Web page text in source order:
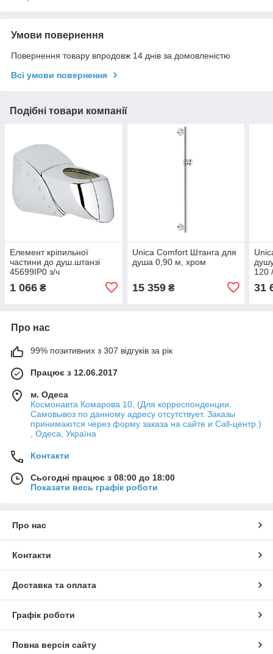
Умови повернення
Повернення товару впродовж 14 днів за домовленістю
Всі умови повернення
Подібні товари компанії
Елемент кріпильної
частини до душ.штанзі
45699IP0 з/ч
1 066 ₴
Unica Comfort Штанга для
душа 0,90 м, хром
15 359₴
120
31
Про нас
99% позитивних з 307 відгуків за рік
Працює з 12.06.2017
м. Одеса
Космонавта Комарова 10, (Для корреспонденции.
Самовывоз по данному адресу отсутствует. Заказы
принимаются через форму заказа на сайте и Call-центр.)
, Одеса, Україна
Контакти
Сьогодні працює з 08:00 до 18:00
Показати весь графік роботи
Про нас
Контакти
Доставка та оплата
Графік роботи
Повна версія сайту